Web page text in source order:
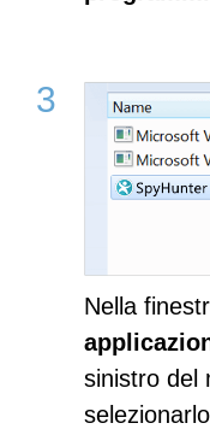
Nella
sinistro del